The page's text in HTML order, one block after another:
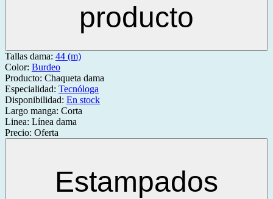
producto
Tallas dama: 44 (m)
Color: Burdeo
Producto: Chaqueta dama
Especialidad: Tecnóloga
Disponibilidad: En stock
Largo manga: Corta
Linea: Línea dama
Precio: Oferta
Estampados